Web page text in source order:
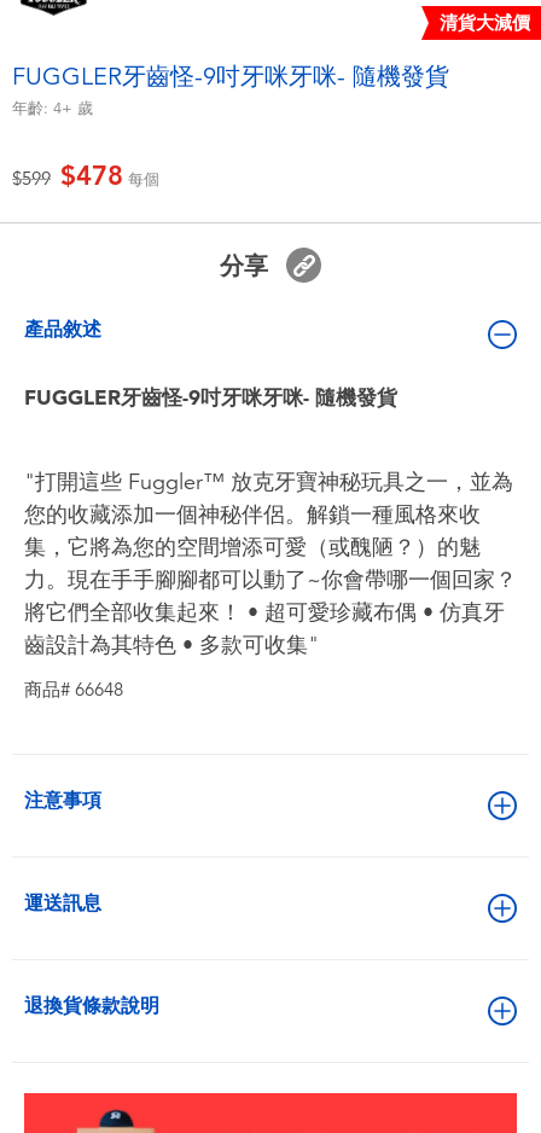
電池
任天堂 Switch
盲盒
角色收藏
生活雜貨
清貨大減價
FUGGLER牙齒怪-9吋牙咪牙咪- 隨機發貨
年齡: 4+ 歲
價格從
$599至$478 每個
分享
產品敘述
FUGGLER牙齒怪-9吋牙咪牙咪- 隨機發貨
"打開這些 Fuggler™ 放克牙寶神秘玩具之一，並為
您的收藏添加一個神秘伴侶。解鎖一種風格來收
集，它將為您的空間增添可愛（或醜陋？）的魅
力。現在手手腳腳都可以動了~你會帶哪一個回家？
將它們全部收集起來！ • 超可愛珍藏布偶 • 仿真牙
齒設計為其特色 • 多款可收集"
商品# 66648
注意事項
運送訊息
退換貨條款說明